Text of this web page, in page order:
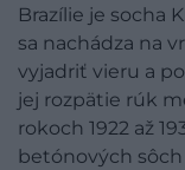
Brazílie je socha
sa nachádza na
vyjadriť vieru a
jej rozpätie rúk
rokoch 1922 až
betónových